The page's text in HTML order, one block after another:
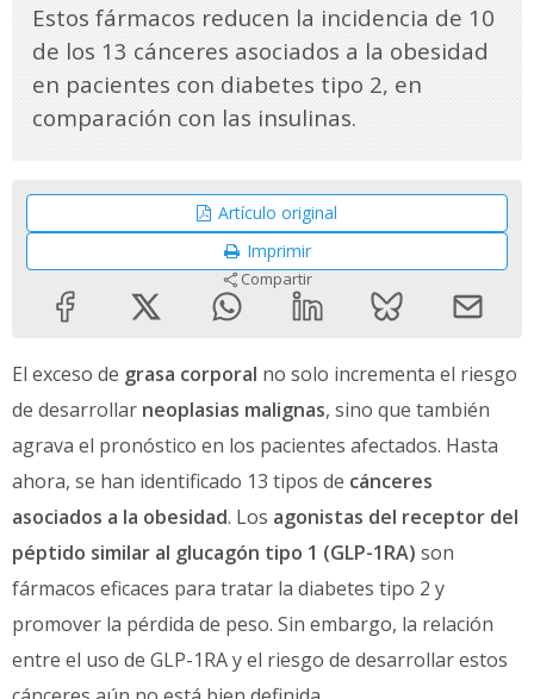
Estos fármacos reducen la incidencia de 10
de los 13 cánceres asociados a la obesidad
en pacientes con diabetes tipo 2, en
comparación con las insulinas.
Artículo original
Imprimir
Compartir
El exceso de grasa corporal no solo incrementa el riesgo
de desarrollar neoplasias malignas, sino que también
agrava el pronóstico en los pacientes afectados. Hasta
ahora, se han identificado 13 tipos de cánceres
asociados a la obesidad. Los agonistas del receptor del
péptido similar al glucagón tipo 1 (GLP-1RA) son
fármacos eficaces para tratar la diabetes tipo 2 y
promover la pérdida de peso. Sin embargo, la relación
entre el uso de GLP-1RA y el riesgo de desarrollar estos